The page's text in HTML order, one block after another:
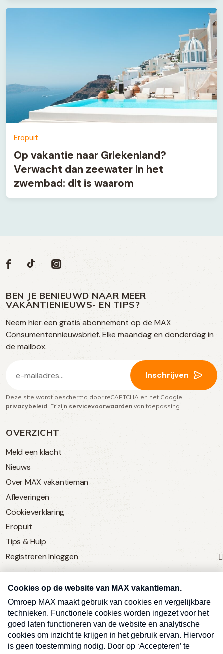
Eropuit
Op vakantie naar Griekenland?
Verwacht dan zeewater in het
zwembad: dit is waarom
OVERZICHT
Meld een klacht
Nieuws
Over MAX vakantieman
Afleveringen
Cookieverklaring
Eropuit
Tips & Hulp
Registreren Inloggen
SERVICE
Over Omroep MAX
MAX Vandaag
MAX Meldpunt
Pers
Volg
op
social
media
Social
Volg
op
Facebook
Volg
op
TikTok
Volg
op
Instagram
BEN JE BENIEUWD NAAR MEER
VAKANTIENIEUWS- EN TIPS?
Neem hier een gratis abonnement op de MAX
Consumentennieuwsbrief. Elke maandag en donderdag in
de mailbox.
mailadres
(Vereist)
Inschrijven
Deze site wordt beschermd door reCAPTCHA en het Google
privacybeleid. Er zijn servicevoorwaarden van toepassing.